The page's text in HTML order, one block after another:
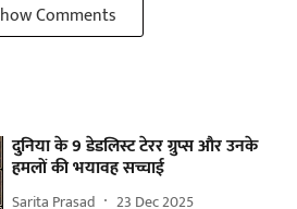
Comments
दुनिया के 9 डेडलिस्ट टेरर ग्रुप्स और उनके
हमलों की भयावह सच्चाई
Sarita Prasad 23 Dec 2025